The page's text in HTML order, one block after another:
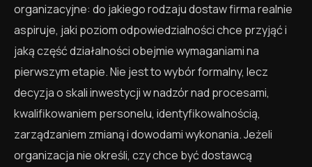
organizacyjne: do jakiego rodzaju dostaw firma realnie
aspiruje, jaki poziom odpowiedzialności chce przyjąć i
jaką część działalności obejmie wymaganiami na
pierwszym etapie. Nie jest to wybór formalny, lecz
decyzja o skali inwestycji w nadzór nad procesami,
kwalifikowaniem personelu, identyfikowalnością,
zarządzaniem zmianą i dowodami wykonania. Jeżeli
organizacja nie określi, czy chce być dostawcą